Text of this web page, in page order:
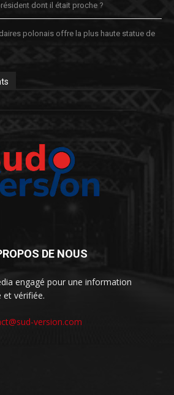
dont il était proche ?
polonais offre la plus haute statue de
DE NOUS
engagé pour une information
et vérifiée.
version.com